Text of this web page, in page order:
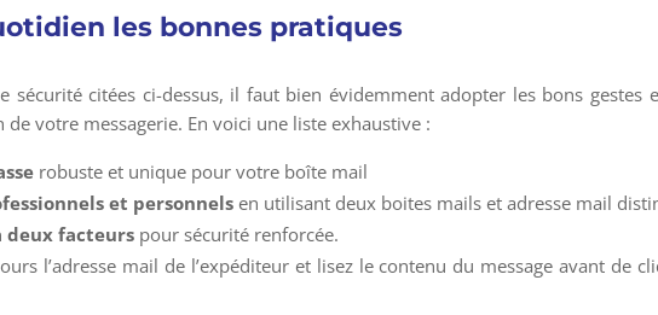
les bonnes pratiques
sécurité citées ci-dessus, il faut bien évidemment adopter les bons gestes
votre messagerie. En voici une liste exhaustive :
robuste et unique pour votre boîte mail
et personnels en utilisant deux boites mails et adresse mail
deux facteurs pour sécurité renforcée.
l’adresse mail de l’expéditeur et lisez le contenu du message avant de